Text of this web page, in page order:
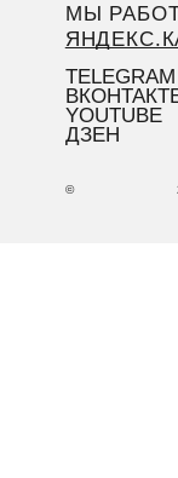
МЫ
TELEGRAM
YOUTUBE
ДЗЕН
©